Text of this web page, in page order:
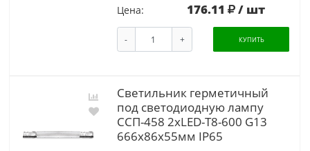
Цена: 176.11 / шт
- + КУПИТЬ
Светильник герметичный
под светодиодную лампу
CСП-458 2xLED-Т8-600 G13
666х86х55мм IP65